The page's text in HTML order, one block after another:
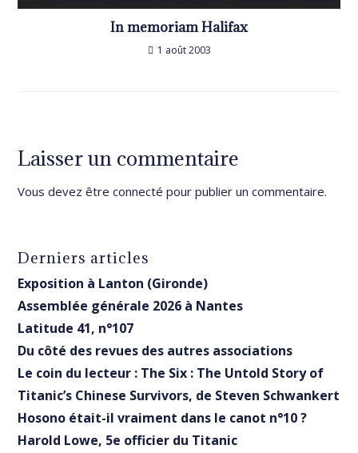
In memoriam Halifax
1 août 2003
Laisser un commentaire
Vous devez êtreconnecté pour publier un commentaire.
Derniers articles
Exposition à Lanton (Gironde)
Assemblée générale 2026 à Nantes
Latitude 41, n°107
Du côté des revues des autres associations
Le coin du lecteur : The Six : The Untold Story of
Titanic’s Chinese Survivors, de Steven Schwankert
Hosono était-il vraiment dans le canot n°10 ?
Harold Lowe, 5e officier du Titanic